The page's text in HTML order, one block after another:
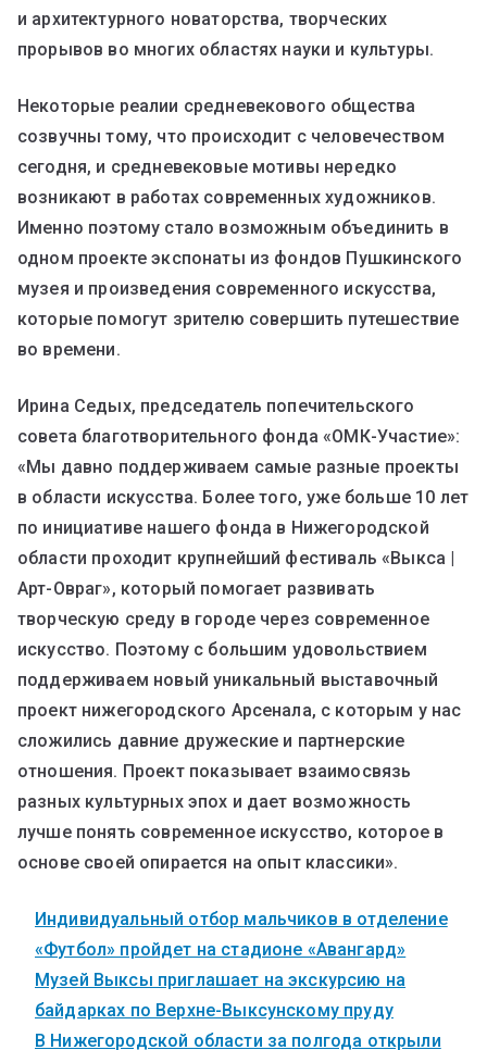
и архитектурного новаторства, творческих
прорывов во многих областях науки и культуры.
Некоторые реалии средневекового общества
созвучны тому, что происходит с человечеством
сегодня, и средневековые мотивы нередко
возникают в работах современных художников.
Именно поэтому стало возможным объединить в
одном проекте экспонаты из фондов Пушкинского
музея и произведения современного искусства,
которые помогут зрителю совершить путешествие
во времени.
Ирина Седых, председатель попечительского
совета благотворительного фонда «ОМК-Участие»:
«Мы давно поддерживаем самые разные проекты
в области искусства. Более того, уже больше 10 лет
по инициативе нашего фонда в Нижегородской
области проходит крупнейший фестиваль «Выкса |
Арт-Овраг», который помогает развивать
творческую среду в городе через современное
искусство. Поэтому с большим удовольствием
поддерживаем новый уникальный выставочный
проект нижегородского Арсенала, с которым у нас
сложились давние дружеские и партнерские
отношения. Проект показывает взаимосвязь
разных культурных эпох и дает возможность
лучше понять современное искусство, которое в
основе своей опирается на опыт классики».
Индивидуальный отбор мальчиков в отделение
«Футбол» пройдет на стадионе «Авангард»
Музей Выксы приглашает на экскурсию на
байдарках по Верхне-Выксунскому пруду
В Нижегородской области за полгода открыли